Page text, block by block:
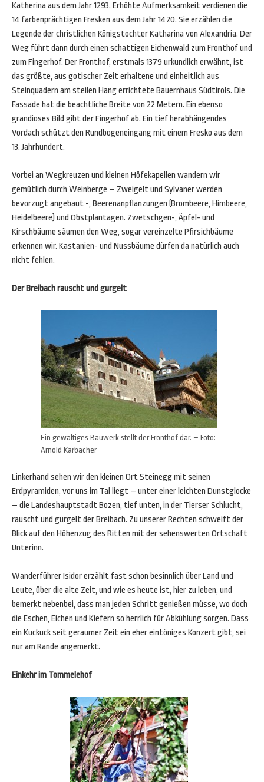
Katherina aus dem Jahr 1293. Erhöhte Aufmerksamkeit verdienen die
14 farbenprächtigen Fresken aus dem Jahr 1420. Sie erzählen die
Legende der christlichen Königstochter Katharina von Alexandria. Der
Weg führt dann durch einen schattigen Eichenwald zum Fronthof und
zum Fingerhof. Der Fronthof, erstmals 1379 urkundlich erwähnt, ist
das größte, aus gotischer Zeit erhaltene und einheitlich aus
Steinquadern am steilen Hang errichtete Bauernhaus Südtirols. Die
Fassade hat die beachtliche Breite von 22 Metern. Ein ebenso
grandioses Bild gibt der Fingerhof ab. Ein tief herabhängendes
Vordach schützt den Rundbogeneingang mit einem Fresko aus dem
13. Jahrhundert.
Vorbei an Wegkreuzen und kleinen Höfekapellen wandern wir
gemütlich durch Weinberge – Zweigelt und Sylvaner werden
bevorzugt angebaut -, Beerenanpflanzungen (Brombeere, Himbeere,
Heidelbeere) und Obstplantagen. Zwetschgen-, Äpfel- und
Kirschbäume säumen den Weg, sogar vereinzelte Pfirsichbäume
erkennen wir. Kastanien- und Nussbäume dürfen da natürlich auch
nicht fehlen.
Der Breibach rauscht und gurgelt
Ein gewaltiges Bauwerk stellt der Fronthof dar. – Foto:
Arnold Karbacher
Linkerhand sehen wir den kleinen Ort Steinegg mit seinen
Erdpyramiden, vor uns im Tal liegt – unter einer leichten Dunstglocke
– die Landeshauptstadt Bozen, tief unten, in der Tierser Schlucht,
rauscht und gurgelt der Breibach. Zu unserer Rechten schweift der
Blick auf den Höhenzug des Ritten mit der sehenswerten Ortschaft
Unterinn.
Wanderführer Isidor erzählt fast schon besinnlich über Land und
Leute, über die alte Zeit, und wie es heute ist, hier zu leben, und
bemerkt nebenbei, dass man jeden Schritt genießen müsse, wo doch
die Eschen, Eichen und Kiefern so herrlich für Abkühlung sorgen. Dass
ein Kuckuck seit geraumer Zeit ein eher eintöniges Konzert gibt, sei
nur am Rande angemerkt.
Einkehr im Tommelehof